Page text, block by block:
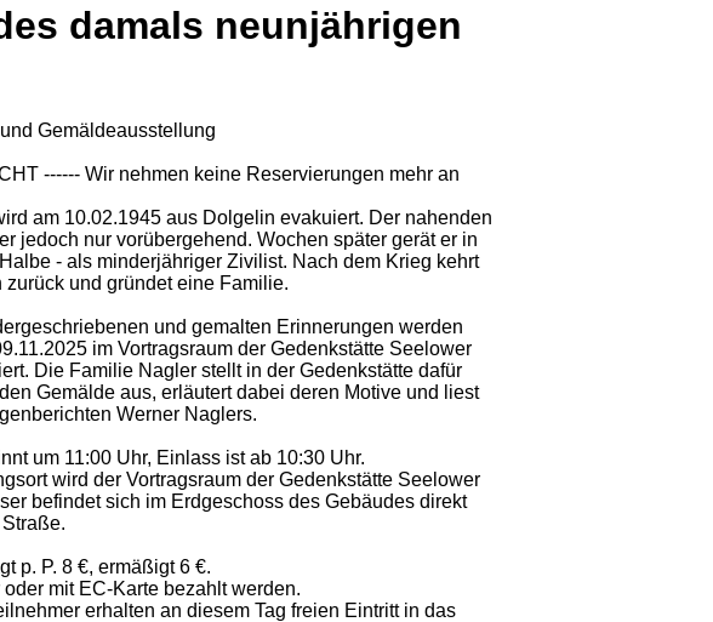
damals neunjährigen
Gemäldeausstellung
------ Wir nehmen keine Reservierungen mehr an
am 10.02.1945 aus Dolgelin evakuiert. Der nahenden
jedoch nur vorübergehend. Wochen später gerät er in
- als minderjähriger Zivilist. Nach dem Krieg kehrt
und gründet eine Familie.
und gemalten Erinnerungen werden
im Vortragsraum der Gedenkstätte Seelower
Die Familie Nagler stellt in der Gedenkstätte dafür
Gemälde aus, erläutert dabei deren Motive und liest
Werner Naglers.
um 11:00 Uhr, Einlass ist ab 10:30 Uhr.
wird der Vortragsraum der Gedenkstätte Seelower
befindet sich im Erdgeschoss des Gebäudes direkt
p. P. 8 €, ermäßigt 6 €.
oder mit EC-Karte bezahlt werden.
erhalten an diesem Tag freien Eintritt in das